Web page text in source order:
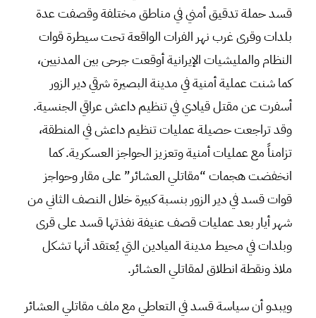
قسد حملة تدقيق أمني في مناطق مختلفة وقصفت عدة
بلدات وقرى غرب نهر الفرات الواقعة تحت سيطرة قوات
النظام والمليشيات الإيرانية أوقعت جرحى بين المدنيين،
كما شنت عملية أمنية في مدينة البصيرة شرقي دير الزور
أسفرت عن مقتل قيادي في تنظيم داعش عراقي الجنسية.
وقد تراجعت حصيلة عمليات تنظيم داعش في المنطقة،
تزامناً مع عمليات أمنية وتعزيز الحواجز العسكرية. كما
انخفضت هجمات “مقاتلي العشائر” على مقار وحواجز
قوات قسد في دير الزور بنسبة كبيرة خلال النصف الثاني من
شهر أيار بعد عمليات قصف عنيفة نفذتها قسد على قرى
وبلدات في محيط مدينة الميادين التي يُعتقد أنها تشكل
ملاذ ونقطة انطلاق لمقاتلي العشائر.
ويبدو أن سياسة قسد في التعاطي مع ملف مقاتلي العشائر